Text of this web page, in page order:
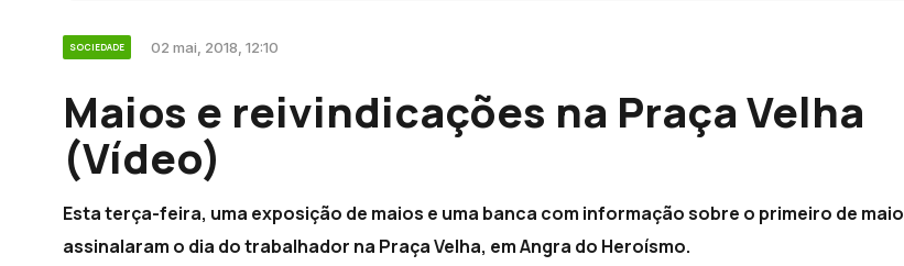
SOCIEDADE 02 mai, 2018, 12:10
Maios e reivindicações na Praça Velha
(Vídeo)
Esta terça-feira, uma exposição de maios e uma banca com informação sobre o primeiro de maio
assinalaram o dia do trabalhador na Praça Velha, em Angra do Heroísmo.